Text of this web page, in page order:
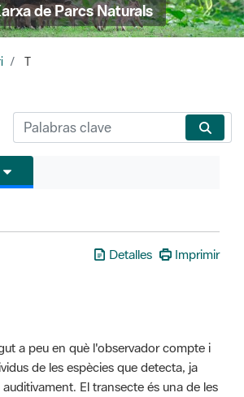
de Parcs Naturals
T
Detalles Imprimir
a peu en què l'observador compte i
de les espècies que detecta, ja
El transecte és una de les